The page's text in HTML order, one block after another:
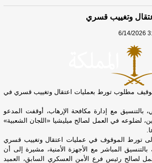
وتغييب قسري
6/14/2026
توقيف مطلوب تورط بعمليات اعتقال وتغييب قسري في
بالتنسيق مع إدارة مكافحة الإرهاب، أوقفت المدعو
لضلوعه في العمل لصالح ميليشيا «اللجان الشعبية»
إلى تورط الموقوف في عمليات اعتقال وتغييب قسري
المباشر مع الأجهزة الأمنية، مشيرة إلى أن
لصالح رئيس فرع الأمن العسكري السابق، العميد